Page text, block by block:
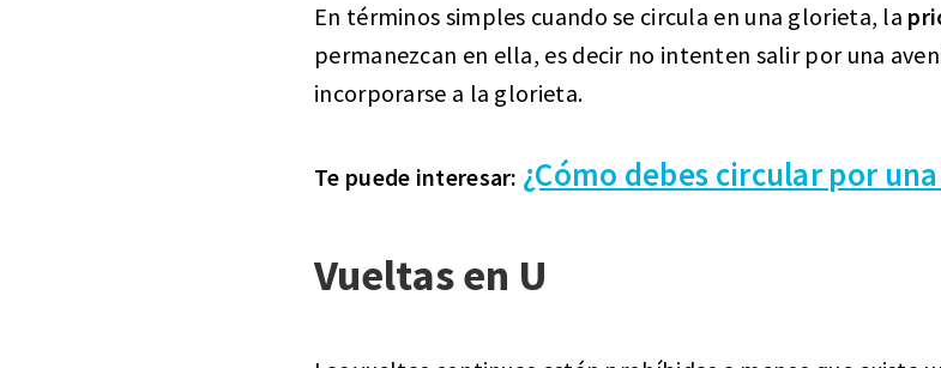
En términos simples cuando se circula en una glorieta, la
permanezcan en ella, es decir no intenten salir por una
incorporarse a la glorieta.
Te puede interesar: ¿Cómo debes circular por
Vueltas en U